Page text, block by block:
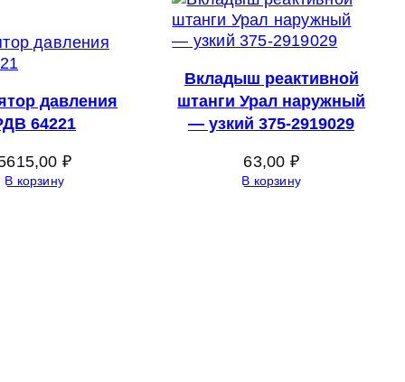
давления
64221
₽
В корзину
Вкладыш реактивной
штанги Урал наружный
— узкий 375-2919029
63,00 ₽
В корзину